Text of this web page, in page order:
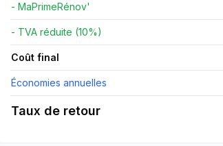
- MaPrimeRénov'
- TVA réduite (10%)
Coût final
Économies annuelles
Taux de retour